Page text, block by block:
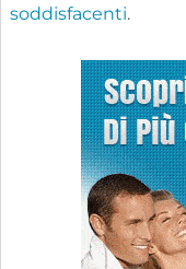
soddisfacenti.